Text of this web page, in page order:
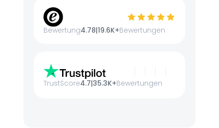
Bewertung4.78|19.6K+Bewertungen
TrustScore4.7|35.3K+Bewertungen